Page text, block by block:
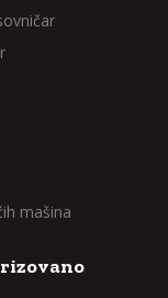
mašina